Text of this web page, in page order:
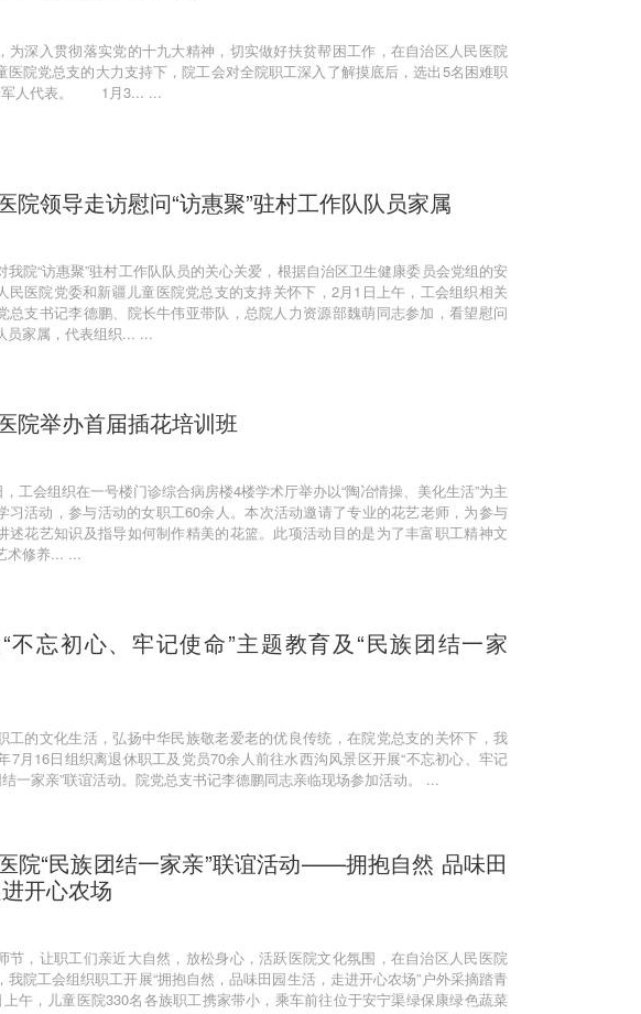
为深入贯彻落实党的十九大精神，切实做好扶贫帮困工作，在自治区人民医院
医院党总支的大力支持下，院工会对全院职工深入了解摸底后，选出5名困难职
军人代表。 1月3... ...
院领导走访慰问“访惠聚”驻村工作队队员家属
我院“访惠聚”驻村工作队队员的关心关爱，根据自治区卫生健康委员会党组的安
民医院党委和新疆儿童医院党总支的支持关怀下，2月1日上午，工会组织相关
总支书记李德鹏、院长牛伟亚带队，总院人力资源部魏萌同志参加，看望慰问
员家属，代表组织... ...
院举办首届插花培训班
工会组织在一号楼门诊综合病房楼4楼学术厅举办以“陶冶情操、美化生活”为主
习活动，参与活动的女职工60余人。本次活动邀请了专业的花艺老师，为参与
述花艺知识及指导如何制作精美的花篮。此项活动目的是为了丰富职工精神文
术修养... ...
不忘初心、牢记使命”主题教育及“民族团结一家
工的文化生活，弘扬中华民族敬老爱老的优良传统，在院党总支的关怀下，我
7月16日组织离退休职工及党员70余人前往水西沟风景区开展“不忘初心、牢记
结一家亲”联谊活动。院党总支书记李德鹏同志亲临现场参加活动。 ...
院“民族团结一家亲”联谊活动——拥抱自然 品味田
开心农场
节，让职工们亲近大自然，放松身心，活跃医院文化氛围，在自治区人民医院
我院工会组织职工开展“拥抱自然，品味田园生活，走进开心农场”户外采摘踏青
午，儿童医院330名各族职工携家带小，乘车前往位于安宁渠绿保康绿色蔬菜